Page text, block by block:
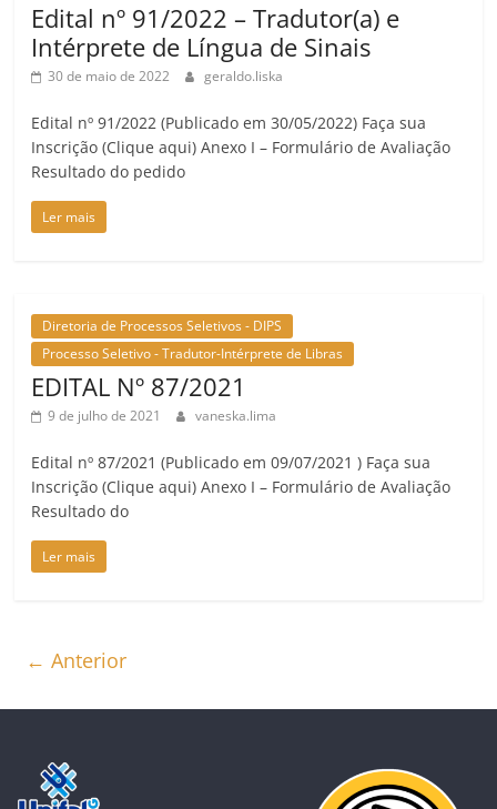
Edital nº 91/2022 – Tradutor(a) e
Intérprete de Língua de Sinais
30 de maio de 2022 geraldo.liska
Edital nº 91/2022 (Publicado em 30/05/2022) Faça sua
Inscrição (Clique aqui) Anexo I – Formulário de Avaliação
Resultado do pedido
Ler mais
Diretoria de Processos Seletivos - DIPS
Processo Seletivo - Tradutor-Intérprete de Libras
EDITAL Nº 87/2021
9 de julho de 2021 vaneska.lima
Edital nº 87/2021 (Publicado em 09/07/2021 ) Faça sua
Inscrição (Clique aqui) Anexo I – Formulário de Avaliação
Resultado do
Ler mais
← Anterior